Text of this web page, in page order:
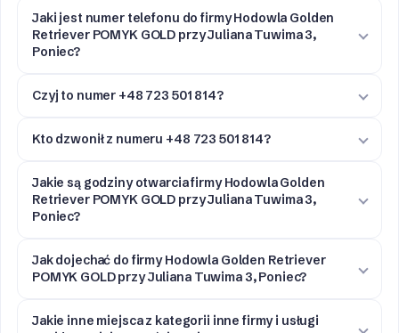
Jaki jest numer telefonu do firmy Hodowla Golden
Retriever POMYK GOLD przy Juliana Tuwima 3,
Poniec?
Czyj to numer +48 723 501 814?
Kto dzwonił z numeru +48 723 501 814?
Jakie są godziny otwarcia firmy Hodowla Golden
Retriever POMYK GOLD przy Juliana Tuwima 3,
Poniec?
Jak dojechać do firmy Hodowla Golden Retriever
POMYK GOLD przy Juliana Tuwima 3, Poniec?
Jakie inne miejsca z kategorii inne firmy i usługi